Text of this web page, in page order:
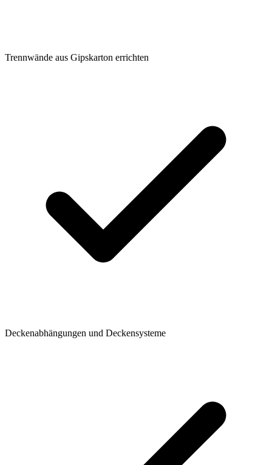
Trennwände aus Gipskarton errichten
Deckenabhängungen und Deckensysteme